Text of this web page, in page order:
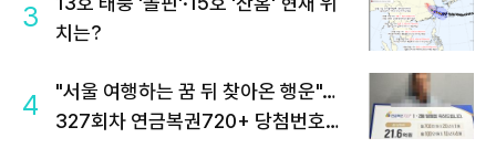
3
치는?
4
"서울 여행하는 꿈 뒤 찾아온 행운"…
327회차 연금복권720+ 당첨번호조